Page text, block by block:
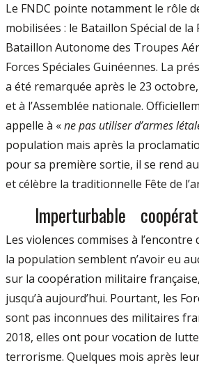
Le FNDC pointe notamment le rôle
mobilisées : le Bataillon Spécial de la
Bataillon Autonome des Troupes
Forces Spéciales Guinéennes. La
a été remarquée après le 23
et à l’Assemblée nationale.
appelle à «ne pas utiliser d’armes
population mais après la
pour sa première sortie, il se rend
et célèbre la traditionnelle Fête de
Imperturbable
Les violences commises à l’encontre
la population semblent n’avoir eu
sur la coopération militaire
jusqu’à aujourd’hui. Pourtant, les
sont pas inconnues des militaires
2018, elles ont pour vocation de
terrorisme. Quelques mois après